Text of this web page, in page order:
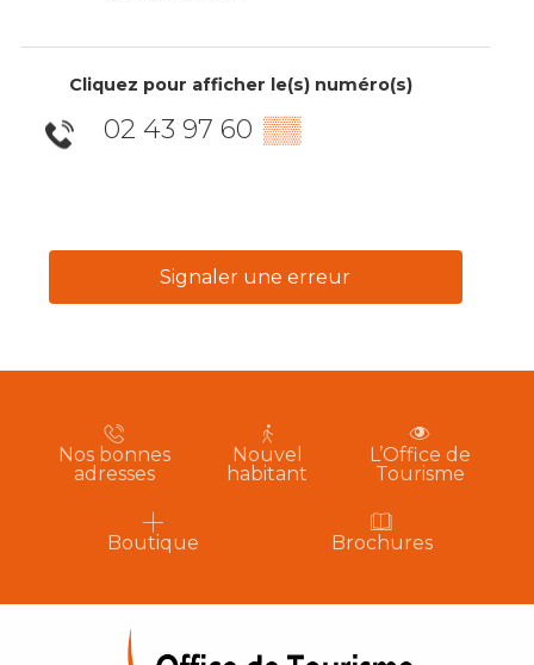
Cliquez pour afficher le(s) numéro(s)
02 43 97 60 ▒▒
Signaler une erreur
Nos bonnes
adresses
Nouvel
habitant
L’Office de
Tourisme
Boutique Brochures